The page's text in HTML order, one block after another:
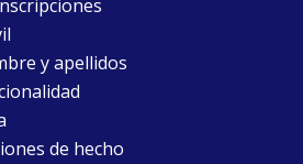
y apellidos
de hecho